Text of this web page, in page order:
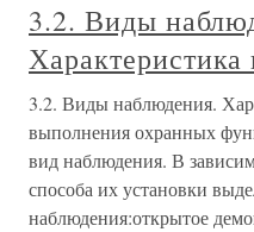
3.2. Виды
Характеристика
3.2. Виды наблюдения.
выполнения охранных
вид наблюдения. В
способа их установки
наблюдения:открытое